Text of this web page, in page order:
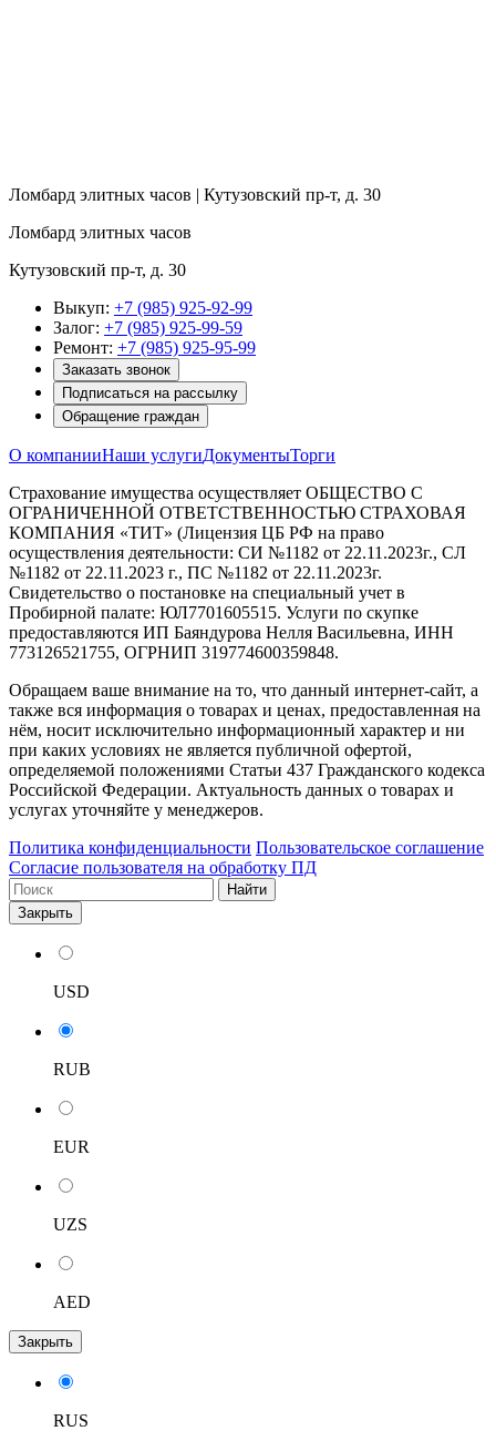
Ломбард элитных часов | Кутузовский пр-т, д. 30
Ломбард элитных часов
Кутузовский пр-т, д. 30
Выкуп: +7 (985) 925-92-99
Залог: +7 (985) 925-99-59
Ремонт: +7 (985) 925-95-99
Заказать звонок
Подписаться на рассылку
Обращение граждан
О компанииНаши услугиДокументыТорги
Страхование имущества осуществляет ОБЩЕСТВО С
ОГРАНИЧЕННОЙ ОТВЕТСТВЕННОСТЬЮ СТРАХОВАЯ
КОМПАНИЯ «ТИТ» (Лицензия ЦБ РФ на право
осуществления деятельности: СИ №1182 от 22.11.2023г., СЛ
№1182 от 22.11.2023 г., ПС №1182 от 22.11.2023г.
Свидетельство о постановке на специальный учет в
Пробирной палате: ЮЛ7701605515. Услуги по скупке
предоставляются ИП Баяндурова Нелля Васильевна, ИНН
773126521755, ОГРНИП 319774600359848.
Обращаем ваше внимание на то, что данный интернет-сайт, а
также вся информация о товарах и ценах, предоставленная на
нём, носит исключительно информационный характер и ни
при каких условиях не является публичной офертой,
определяемой положениями Статьи 437 Гражданского кодекса
Российской Федерации. Актуальность данных о товарах и
услугах уточняйте у менеджеров.
Политика конфиденциальности Пользовательское соглашение
Согласие пользователя на обработку ПД
Найти
Закрыть
USD
RUB
EUR
UZS
AED
Закрыть
RUS